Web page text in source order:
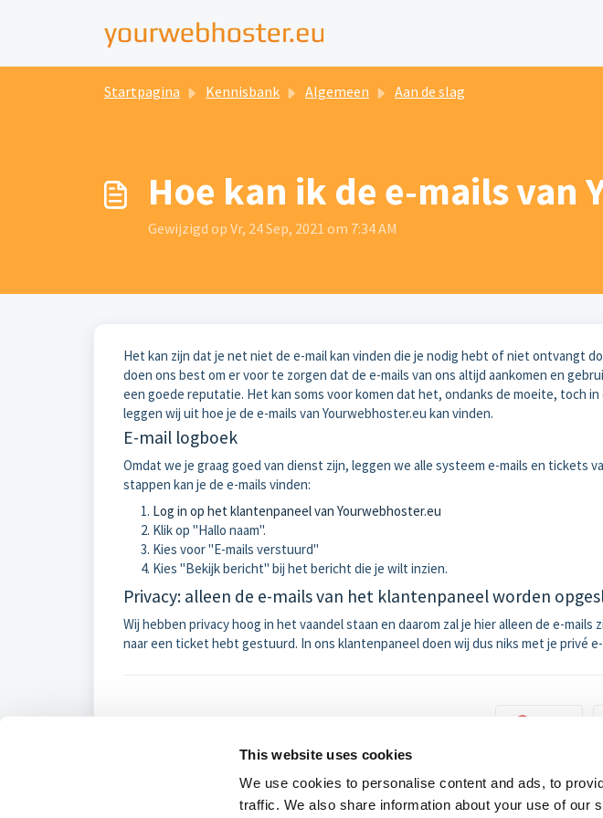
This website uses cookies
We use cookies to personalise content and ads, to
traffic. We also share information about your use of our
Startpagina Kennisbank Algemeen Aan de slag
Hoe kan ik de e-mails
Gewijzigd op Vr, 24 Sep, 2021 om 7:34 AM
Het kan zijn dat je net niet de e-mail kan vinden die je nodig hebt of niet ontvangt
doen ons best om er voor te zorgen dat de e-mails van ons altijd aankomen en
een goede reputatie. Het kan soms voor komen dat het, ondanks de moeite, toch
leggen wij uit hoe je de e-mails van Yourwebhoster.eu kan vinden.
E-mail logboek
Omdat we je graag goed van dienst zijn, leggen we alle systeem e-mails en tickets
stappen kan je de e-mails vinden:
Log in op het klantenpaneel van Yourwebhoster.eu
Klik op "Hallo naam".
Kies voor "E-mails verstuurd"
Kies "Bekijk bericht" bij het bericht die je wilt inzien.
Privacy: alleen de e-mails van het klantenpaneel worden
Wij hebben privacy hoog in het vaandel staan en daarom zal je hier alleen de e-
naar een ticket hebt gestuurd. In ons klantenpaneel doen wij dus niks met je privé